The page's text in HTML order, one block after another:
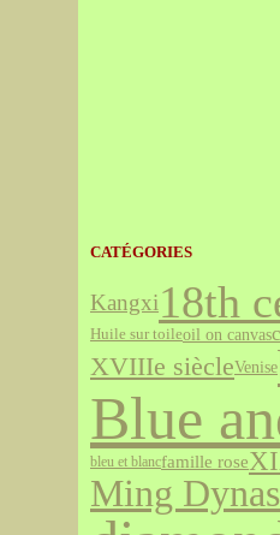
CATÉGORIES
Kangxi18th
Huile sur toileoil on canvas
XVIIIe siècleVenise
Blue
bleu et blancfamille rose
Ming